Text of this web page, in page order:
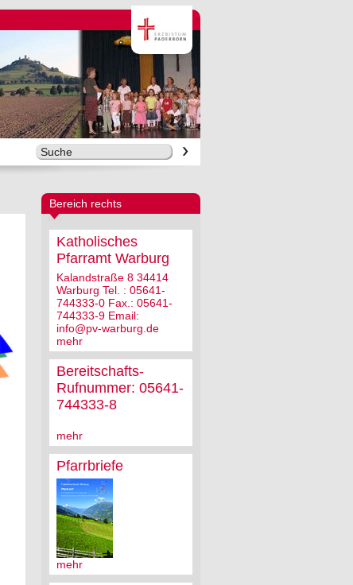
Bereich rechts
Katholisches
Pfarramt Warburg
Kalandstraße 8 34414
Warburg Tel. : 05641-
744333-0 Fax.: 05641-
744333-9 Email:
info@pv-warburg.de
mehr
Bereitschafts-
Rufnummer: 05641-
744333-8
mehr
Pfarrbriefe
mehr